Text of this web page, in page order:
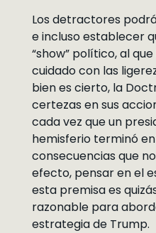
Los detractores
e incluso establecer
“show” político, al
cuidado con las
bien es cierto, la
certezas en sus
cada vez que un
hemisferio terminó
consecuencias que
efecto, pensar en el
esta premisa es
razonable para
estrategia de Trump.